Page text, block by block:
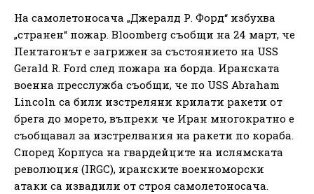
На самолетоносача „Джералд Р. Форд“ избухва
„странен“ пожар. Bloomberg съобщи на 24 март, че
Пентагонът е загрижен за състоянието на USS
Gerald R. Ford след пожара на борда. Иранската
военна пресслужба съобщи, че по USS Abraham
Lincoln са били изстреляни крилати ракети от
брега до морето, въпреки че Иран многократно е
съобщавал за изстрелвания на ракети по кораба.
Според Корпуса на гвардейците на ислямската
революция (IRGC), иранските военноморски
атаки са извадили от строя самолетоносача.